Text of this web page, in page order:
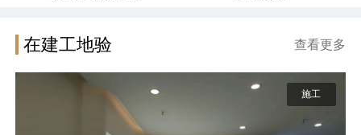
在建工地验 查看更多
施工